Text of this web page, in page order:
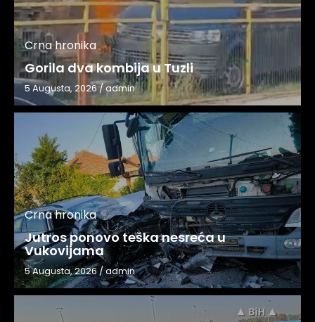
Crna hronika
Gorila dva kombija u Tuzli
5 Augusta, 2026/admin
Crna hronika
Jutros ponovo teška nesreća u
Vukovijama
5 Augusta, 2026/admin